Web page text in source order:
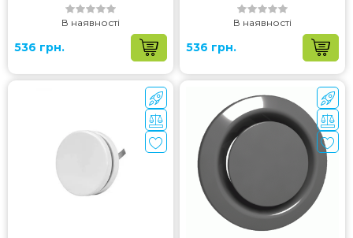
В наявності
536 грн.
В наявності
536 грн.